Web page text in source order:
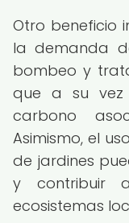
Otro beneficio
la demanda
bombeo y
que a su vez
carbono
Asimismo, el
de jardines
y contribuir
ecosistemas